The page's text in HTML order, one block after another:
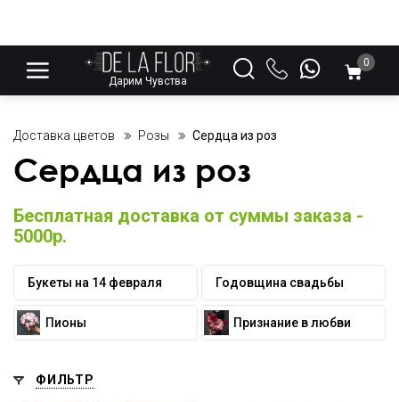
Дарим Чувства
0
Доставка цветов Розы Сердца из роз
Сердца из роз
Бесплатная доставка от суммы заказа -
5000р.
Букеты на 14 февраля Годовщина свадьбы
Пионы Признание в любви
ФИЛЬТР